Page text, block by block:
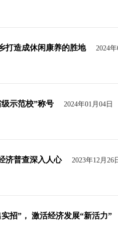
打造成休闲康养的胜地 2024
示范校”称号 2024年01月04日
济普查深入人心 2023年12月26
招”， 激活经济发展“新活力”